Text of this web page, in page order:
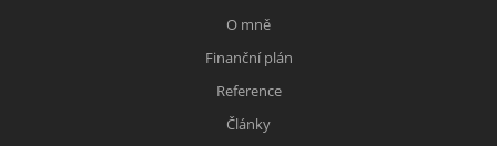
O mně
Finanční plán
Reference
Články